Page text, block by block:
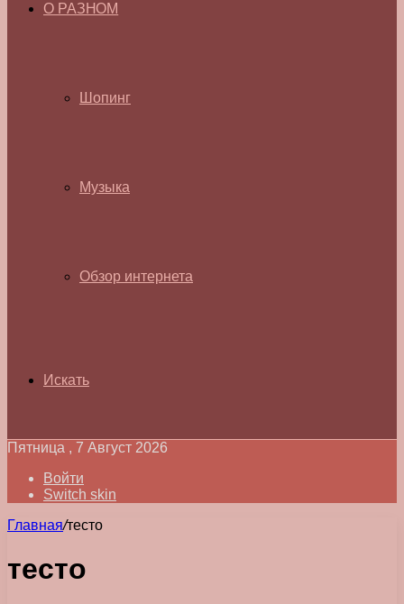
О РАЗНОМ
Шопинг
Музыка
Обзор интернета
Искать
Пятница , 7 Август 2026
Войти
Switch skin
Главная/тесто
тесто